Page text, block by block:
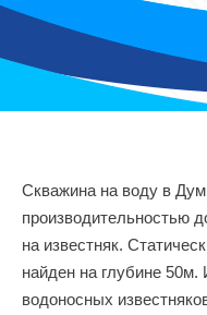
Скважина на воду в
производительностью
на известняк.
найден на глубине 50м.
водоносных